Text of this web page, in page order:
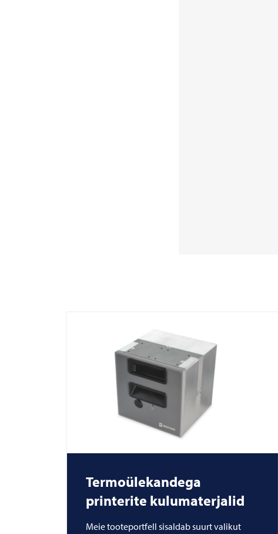
Termoülekandega
printerite kulumaterjalid
Meie tooteportfell sisaldab suurt valikut